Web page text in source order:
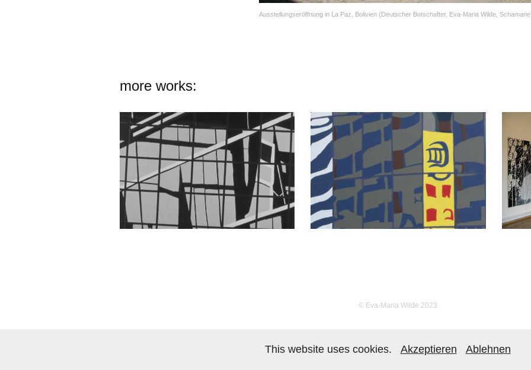
Ausstellungseröffnung in La Paz, Bolivien (Deutscher Botschafter, Eva-Maria Wilde,
more works:
Lackbilder
2006
Malerei
2000
© Eva-Maria Wilde 2023
This website uses cookies. Akzeptieren Ablehnen